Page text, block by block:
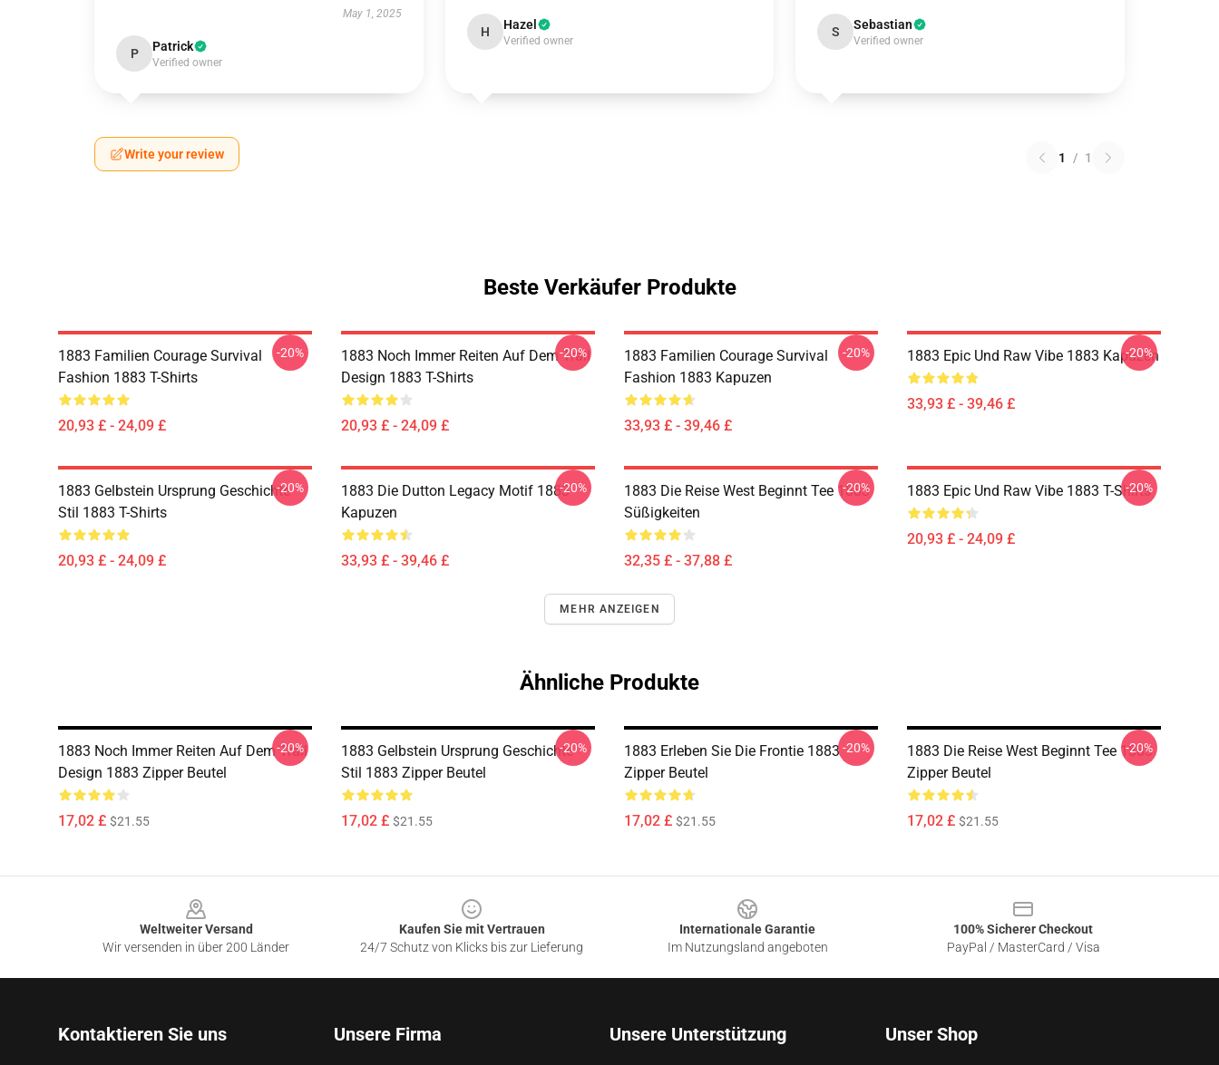
May 1, 2025
P Patrick
Verified owner
H Hazel
Verified owner
S Sebastian
Verified owner
Write your review 1 / 1
Beste Verkäufer Produkte
1883 Familien Courage Survival
Fashion 1883 T-Shirts
20,93 £ - 24,09 £
-20%
1883 Noch Immer Reiten Auf Dem Trail
Design 1883 T-Shirts
20,93 £ - 24,09 £
-20%
1883 Familien Courage Survival
Fashion 1883 Kapuzen
33,93 £ - 39,46 £
-20% 1883 Epic Und Raw Vibe 1883 Kapuzen
33,93 £ - 39,46 £
-20%
1883 Gelbstein Ursprung Geschichte
Stil 1883 T-Shirts
20,93 £ - 24,09 £
-20%
1883 Die Dutton Legacy Motif 1883
Kapuzen
33,93 £ - 39,46 £
-20%
1883 Die Reise West Beginnt Tee 1883
Süßigkeiten
32,35 £ - 37,88 £
-20% 1883 Epic Und Raw Vibe 1883 T-Shirts
20,93 £ - 24,09 £
-20%
MEHR ANZEIGEN
Ähnliche Produkte
1883 Noch Immer Reiten Auf Dem Trail
Design 1883 Zipper Beutel
17,02 £ $21.55
-20%
1883 Gelbstein Ursprung Geschichte
Stil 1883 Zipper Beutel
17,02 £ $21.55
-20%
1883 Erleben Sie Die Frontie 1883
Zipper Beutel
17,02 £ $21.55
-20%
1883 Die Reise West Beginnt Tee 1883
Zipper Beutel
17,02 £ $21.55
-20%
Weltweiter Versand
Wir versenden in über 200 Länder
Kaufen Sie mit Vertrauen
24/7 Schutz von Klicks bis zur Lieferung
Internationale Garantie
Im Nutzungsland angeboten
100% Sicherer Checkout
PayPal / MasterCard / Visa
Kontaktieren Sie uns Unsere Firma Unsere Unterstützung Unser Shop